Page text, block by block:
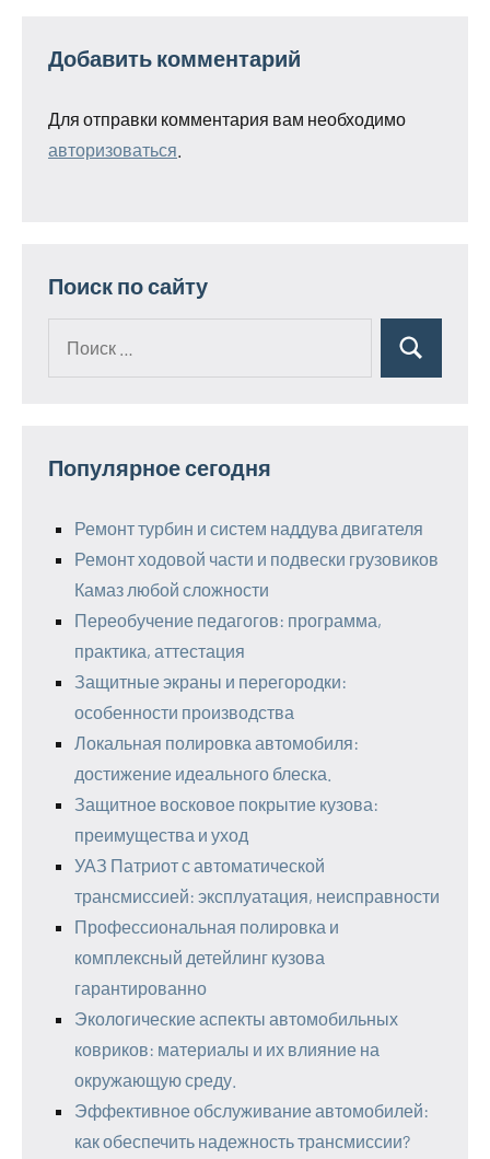
Добавить комментарий
Для отправки комментария вам необходимо
авторизоваться
Поиск по сайту
Поиск
Популярное сегодня
Ремонт турбин и систем наддува двигателя
Ремонт ходовой части и подвески грузовиков
Камаз любой сложности
Переобучение педагогов: программа,
практика, аттестация
Защитные экраны и перегородки:
особенности производства
Локальная полировка автомобиля:
достижение идеального блеска.
Защитное восковое покрытие кузова:
преимущества и уход
УАЗ Патриот с автоматической
трансмиссией: эксплуатация, неисправности
Профессиональная полировка и
комплексный детейлинг кузова
гарантированно
Экологические аспекты автомобильных
ковриков: материалы и их влияние на
окружающую среду.
Эффективное обслуживание автомобилей:
как обеспечить надежность трансмиссии?